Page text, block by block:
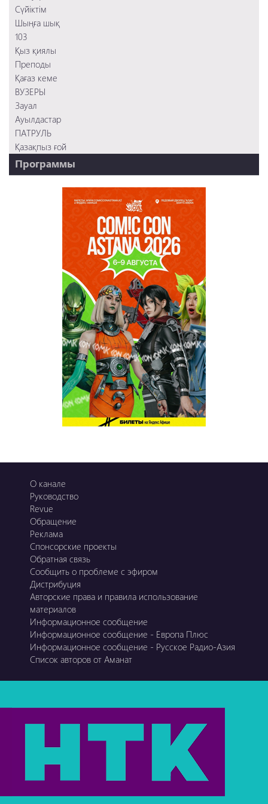
Сүйіктім
Шыңға шық
103
Қыз қиялы
Преподы
Қағаз кеме
ВУЗЕРЫ
Зауал
Ауылдастар
ПАТРУЛЬ
Қазақпыз ғой
Программы
Ұ-Night show
О канале
Руководство
Revue
Обращение
Реклама
Спонсорские проекты
Обратная связь
Сообщить о проблеме с эфиром
Дистрибуция
Авторские права и правила использование
материалов
Информационное сообщение
Информационное сообщение - Европа Плюс
Информационное сообщение - Русское Радио-Азия
Список авторов от Аманат